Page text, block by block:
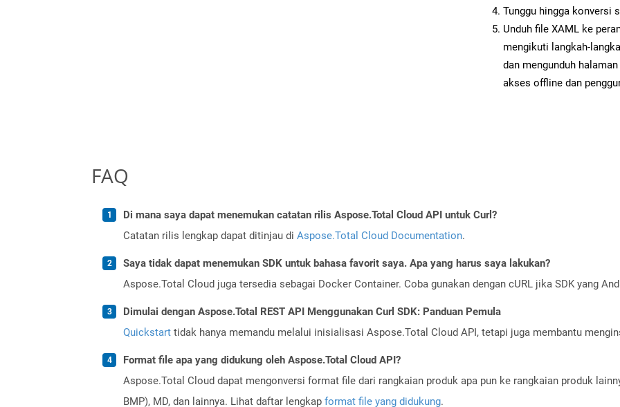
Tunggu hingga konversi
Unduh file XAML ke
mengikuti langkah-
dan mengunduh
akses offline dan
FAQ
Di mana saya dapat menemukan catatan rilis Aspose.Total Cloud API untuk Curl?
Catatan rilis lengkap dapat ditinjau di Aspose.Total Cloud Documentation.
Saya tidak dapat menemukan SDK untuk bahasa favorit saya. Apa yang harus saya lakukan?
Aspose.Total Cloud juga tersedia sebagai Docker Container. Coba gunakan dengan cURL jika SDK yang
Dimulai dengan Aspose.Total REST API Menggunakan Curl SDK: Panduan Pemula
Quickstart tidak hanya memandu melalui inisialisasi Aspose.Total Cloud API, tetapi juga membantu
Format file apa yang didukung oleh Aspose.Total Cloud API?
Aspose.Total Cloud dapat mengonversi format file dari rangkaian produk apa pun ke rangkaian produk
BMP), MD, dan lainnya. Lihat daftar lengkap format file yang didukung.